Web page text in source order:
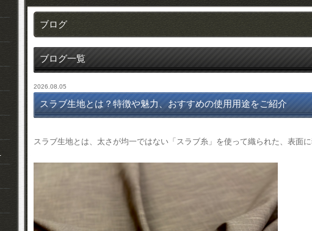
ブログ
ブログ一覧
2026.08.05
スラブ生地とは？特徴や魅力、おすすめの使用用途をご紹介
スラブ生地とは、太さが均一ではない「スラブ糸」を使って織られた、表面